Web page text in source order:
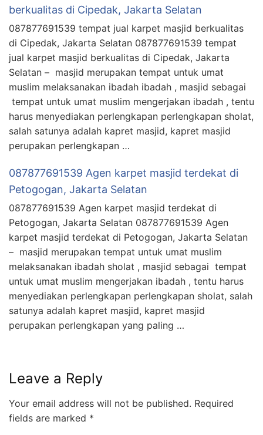
berkualitas di Cipedak, Jakarta Selatan
087877691539 tempat jual karpet masjid berkualitas
di Cipedak, Jakarta Selatan 087877691539 tempat
jual karpet masjid berkualitas di Cipedak, Jakarta
Selatan – masjid merupakan tempat untuk umat
muslim melaksanakan ibadah ibadah , masjid sebagai
tempat untuk umat muslim mengerjakan ibadah , tentu
harus menyediakan perlengkapan perlengkapan sholat,
salah satunya adalah kapret masjid, kapret masjid
perupakan perlengkapan …
087877691539 Agen karpet masjid terdekat di
Petogogan, Jakarta Selatan
087877691539 Agen karpet masjid terdekat di
Petogogan, Jakarta Selatan 087877691539 Agen
karpet masjid terdekat di Petogogan, Jakarta Selatan
– masjid merupakan tempat untuk umat muslim
melaksanakan ibadah sholat , masjid sebagai tempat
untuk umat muslim mengerjakan ibadah , tentu harus
menyediakan perlengkapan perlengkapan sholat, salah
satunya adalah kapret masjid, kapret masjid
perupakan perlengkapan yang paling …
Leave a Reply
Your email address will not be published. Required
fields are marked *